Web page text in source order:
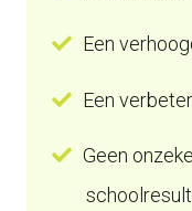
Een
Een
Geen